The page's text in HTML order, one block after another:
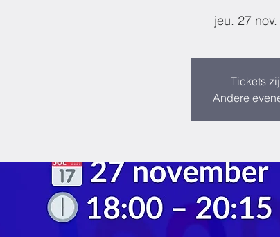
jeu. 27 nov.
Tickets
Andere